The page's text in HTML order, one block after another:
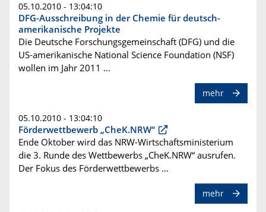
05.10.2010 - 13:04:10
DFG-Ausschreibung in der Chemie für deutsch-
amerikanische Projekte
Die Deutsche Forschungsgemeinschaft (DFG) und die
US-amerikanische National Science Foundation (NSF)
wollen im Jahr 2011 …
mehr
05.10.2010 - 13:04:10
Förderwettbewerb „CheK.NRW“
Ende Oktober wird das NRW-Wirtschaftsministerium
die 3. Runde des Wettbewerbs „CheK.NRW“ ausrufen.
Der Fokus des Förderwettbewerbs …
mehr